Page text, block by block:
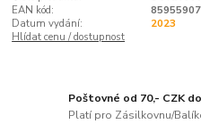
EAN kód:
Datum vydání:
2023
Hlídat cenu / dostupnost
Poštovné od 70,- CZK
Platí pro Zásilkovnu/